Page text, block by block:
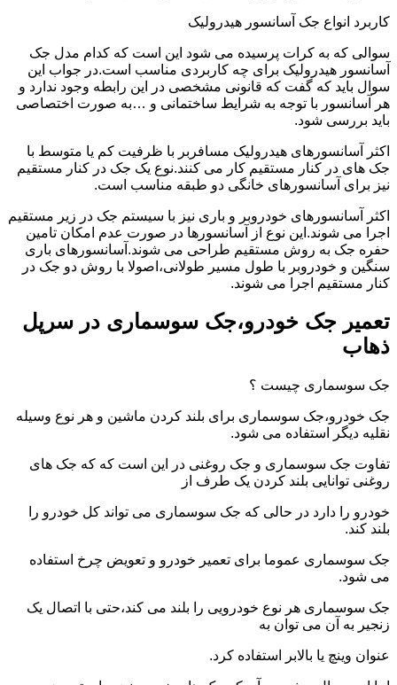
کاربرد انواع جک آسانسور هیدرولیک
سوالی که به کرات پرسیده می شود این است که کدام مدل جک
آسانسور هیدرولیک برای چه کاربردی مناسب است.در جواب این
سوال باید که گفت که قانونی مشخصی در این رابطه وجود ندارد و
هر آسانسور با توجه به شرایط ساختمانی و …به صورت اختصاصی
باید بررسی شود.
اکثر آسانسورهای هیدرولیک مسافربر با ظرفیت کم یا متوسط با
جک های در کنار مستقیم کار می کنند.نوع یک جک در کنار مستقیم
نیز برای آسانسورهای خانگی دو طبقه مناسب است.
اکثر آسانسورهای خودروبر و باری نیز با سیستم جک در زیر مستقیم
اجرا می شوند.این نوع از آسانسورها در صورت عدم امکان تامین
حفره جک به روش مستقیم طراحی می شوند.آسانسورهای باری
سنگین و خودروبر با طول مسیر طولانی،اصولا با روش دو جک در
کنار مستقیم اجرا می شوند.
تعمیر جک خودرو،جک سوسماری در سرپل
ذهاب
جک سوسماری چیست ؟
جک خودرو،جک سوسماری برای بلند کردن ماشین و هر نوع وسیله
نقلیه دیگر استفاده می شود.
تفاوت جک سوسماری و جک روغنی در این است که که جک های
روغنی توانایی بلند کردن یک طرف از
خودرو را دارد در حالی که جک سوسماری می تواند کل خودرو را
بلند کند.
جک سوسماری عموما برای تعمیر خودرو و تعویض چرخ استفاده
می شود.
جک سوسماری هر نوع خودرویی را بلند می کند،حتی با اتصال یک
زنجیر به آن می توان به
عنوان وینچ یا بالابر استفاده کرد.